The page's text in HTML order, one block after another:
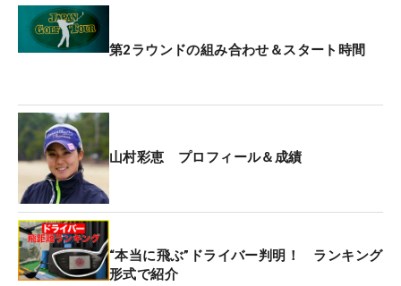
た」と自身のゴルフに変化を加えると、宮里優作や
稲森佑貴らが出場した同年の「九州オープン」で優
勝を遂げた。ちょうど最終日は藤田がシニアツアー
合った。
藤田のエキスが入ってからレギュラーツアーでも予
選を通過するようになり、今季前半戦の出場権をか
けたファイナルQTは6位に入るなどステップアップ
している。なにより、頑張らないといけない理由が
ある。今週、キャディバッグを預けるのは女子プロ
ゴルファーの山村彩恵。山村は昨年12月にSNSで結
第2ラウンドの組み合わせ＆スタート時間
山村彩恵 プロフィール＆成績
“本当に飛ぶ”ドライバー判明！ ランキング
形式で紹介